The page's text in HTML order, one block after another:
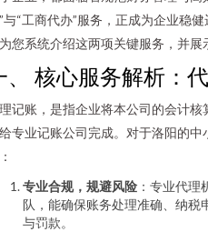
与“工商代办”服务，正成为企业稳
您系统介绍这两项关键服务，并展
、 核心服务解析：
记账，是指企业将本公司的会计
专业记账公司完成。对于洛阳的
专业合规，规避风险 ：专业代
队，能确保账务处理准确、纳税
与罚款。